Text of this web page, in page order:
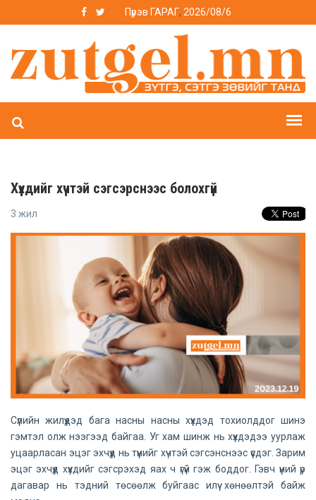
Пүрэв ГАРАГ, 2026/08/6
Хүүхдийг хүчтэй сэгсэрснээс болохгүй
3 жил
Сүүлийн жилүүдэд бага насны насны хүүхдэд тохиолддог шинэ
гэмтэл олж нээгээд байгаа. Уг хам шинж нь хүүхдэдээ уурлаж
уцаарласан эцэг эхчүүд нь түүнийг хүчтэй сэгсэнснээс үүсдэг. Зарим
эцэг эхчүүд хүүхдийг сэгсрэхэд яах ч үгүй гэж боддог. Гэвч үүний үр
дагавар нь тэдний төсөөлж буйгаас илүү хөнөөлтэй байж